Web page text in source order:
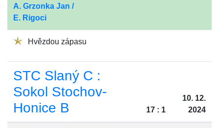
A. Grzonka Jan /
E. Rigoci
Hvězdou zápasu
STC Slaný C :
Sokol Stochov-
Honice B
17 : 1
10. 12.
2024